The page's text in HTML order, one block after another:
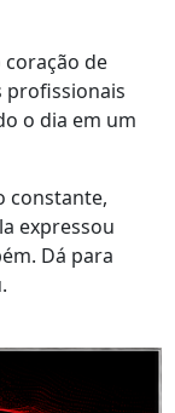
de
profissionais
o dia em um
constante,
expressou
Dá para